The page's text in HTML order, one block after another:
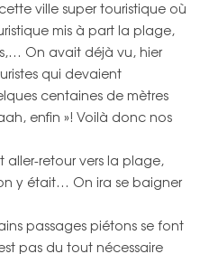
ville super touristique où
mis à part la plage,
On avait déjà vu, hier
qui devaient
centaines de mètres
enfin »! Voilà donc nos
aller-retour vers la plage,
y était… On ira se baigner
passages piétons se font
pas du tout nécessaire